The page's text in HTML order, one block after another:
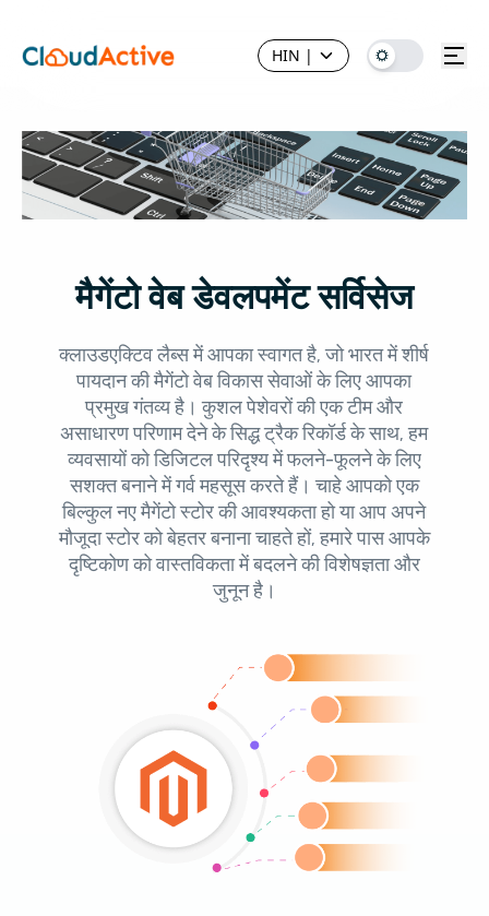
HIN |
मैगेंटो वेब डेवलपमेंट सर्विसेज
क्लाउडएक्टिव लैब्स में आपका स्वागत है, जो भारत में शीर्ष
पायदान की मैगेंटो वेब विकास सेवाओं के लिए आपका
प्रमुख गंतव्य है। कुशल पेशेवरों की एक टीम और
असाधारण परिणाम देने के सिद्ध ट्रैक रिकॉर्ड के साथ, हम
व्यवसायों को डिजिटल परिदृश्य में फलने-फूलने के लिए
सशक्त बनाने में गर्व महसूस करते हैं। चाहे आपको एक
बिल्कुल नए मैगेंटो स्टोर की आवश्यकता हो या आप अपने
मौजूदा स्टोर को बेहतर बनाना चाहते हों, हमारे पास आपके
दृष्टिकोण को वास्तविकता में बदलने की विशेषज्ञता और
जुनून है।